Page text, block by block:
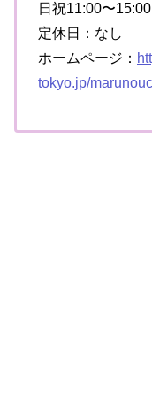
日祝11:00〜
定休日：なし
ホームページ：
tokyo.jp/